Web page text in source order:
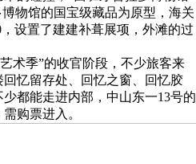
物馆的国宝级藏品为原型，海关
设置了建建补葺展项，外滩的过
季”的收官阶段，不少旅客来
忆留存处、回忆之窗、回忆胶
都能走进内部，中山东一13号的
购票进入。